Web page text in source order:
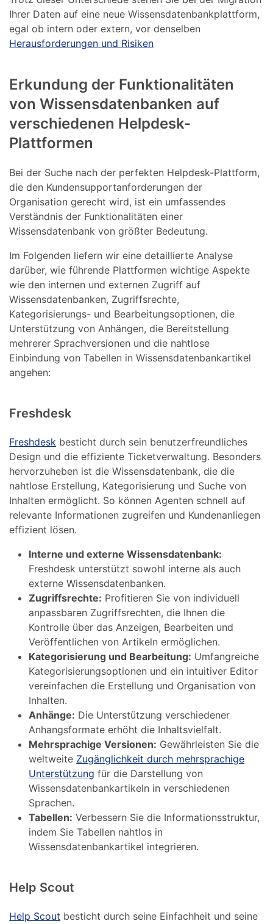
Ihrer Daten auf eine neue Wissensdatenbankplattform,
egal ob intern oder extern, vor denselben
Herausforderungen und Risiken
Erkundung der Funktionalitäten
von Wissensdatenbanken auf
verschiedenen Helpdesk-
Plattformen
Bei der Suche nach der perfekten Helpdesk-Plattform,
die den Kundensupportanforderungen der
Organisation gerecht wird, ist ein umfassendes
Verständnis der Funktionalitäten einer
Wissensdatenbank von größter Bedeutung.
Im Folgenden liefern wir eine detaillierte Analyse
darüber, wie führende Plattformen wichtige Aspekte
wie den internen und externen Zugriff auf
Wissensdatenbanken, Zugriffsrechte,
Kategorisierungs- und Bearbeitungsoptionen, die
Unterstützung von Anhängen, die Bereitstellung
mehrerer Sprachversionen und die nahtlose
Einbindung von Tabellen in Wissensdatenbankartikel
angehen:
Freshdesk
Freshdesk besticht durch sein benutzerfreundliches
Design und die effiziente Ticketverwaltung. Besonders
hervorzuheben ist die Wissensdatenbank, die die
nahtlose Erstellung, Kategorisierung und Suche von
Inhalten ermöglicht. So können Agenten schnell auf
relevante Informationen zugreifen und Kundenanliegen
effizient lösen.
Interne und externe Wissensdatenbank:
Freshdesk unterstützt sowohl interne als auch
externe Wissensdatenbanken.
Zugriffsrechte: Profitieren Sie von individuell
anpassbaren Zugriffsrechten, die Ihnen die
Kontrolle über das Anzeigen, Bearbeiten und
Veröffentlichen von Artikeln ermöglichen.
Kategorisierung und Bearbeitung: Umfangreiche
Kategorisierungsoptionen und ein intuitiver Editor
vereinfachen die Erstellung und Organisation von
Inhalten.
Anhänge: Die Unterstützung verschiedener
Anhangsformate erhöht die Inhaltsvielfalt.
Mehrsprachige Versionen: Gewährleisten Sie die
weltweite Zugänglichkeit durch mehrsprachige
Unterstützung für die Darstellung von
Wissensdatenbankartikeln in verschiedenen
Sprachen.
Tabellen: Verbessern Sie die Informationsstruktur,
indem Sie Tabellen nahtlos in
Wissensdatenbankartikel integrieren.
Help Scout
Help Scout besticht durch seine Einfachheit und seine